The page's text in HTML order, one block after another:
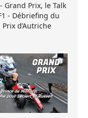
Grand Prix, le Talk
- Débriefing du
d’Autriche